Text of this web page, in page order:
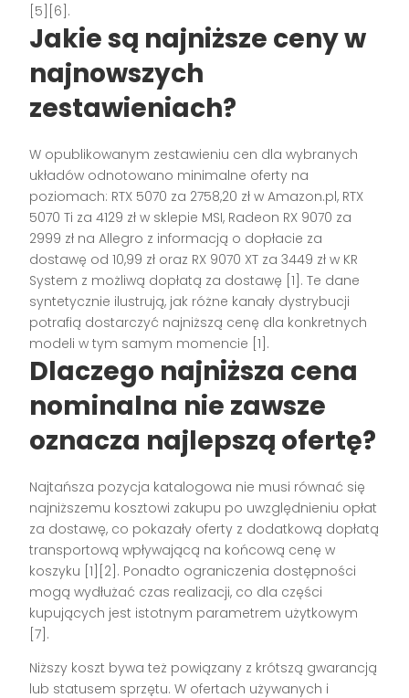
[5][6].
Jakie są najniższe ceny w
najnowszych
zestawieniach?
W opublikowanym zestawieniu cen dla wybranych
układów odnotowano minimalne oferty na
poziomach: RTX 5070 za 2758,20 zł w Amazon.pl, RTX
5070 Ti za 4129 zł w sklepie MSI, Radeon RX 9070 za
2999 zł na Allegro z informacją o dopłacie za
dostawę od 10,99 zł oraz RX 9070 XT za 3449 zł w KR
System z możliwą dopłatą za dostawę [1]. Te dane
syntetycznie ilustrują, jak różne kanały dystrybucji
potrafią dostarczyć najniższą cenę dla konkretnych
modeli w tym samym momencie [1].
Dlaczego najniższa cena
nominalna nie zawsze
oznacza najlepszą ofertę?
Najtańsza pozycja katalogowa nie musi równać się
najniższemu kosztowi zakupu po uwzględnieniu opłat
za dostawę, co pokazały oferty z dodatkową dopłatą
transportową wpływającą na końcową cenę w
koszyku [1][2]. Ponadto ograniczenia dostępności
mogą wydłużać czas realizacji, co dla części
kupujących jest istotnym parametrem użytkowym
[7].
Niższy koszt bywa też powiązany z krótszą gwarancją
lub statusem sprzętu. W ofertach używanych i